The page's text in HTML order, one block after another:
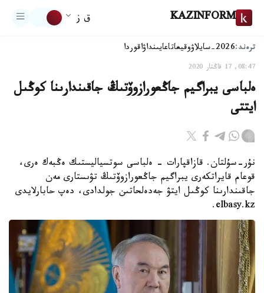
KAZINFORM ق ز
ترەند:2026-سايلاۋ وقيعاتاعايىنداۋاقوردا
08:47, 17 قاڭتار 2020
ەلباسى يبراگيم جاڭعورازوۆتىڭ جاقىندارىنا كوڭىل
ايتتى
نۇر-سۇلتان. قازاقپارات - ەلباسى سوتسياليستىك ەڭبەك ەرى،
قوعام قايراتكەرى يبراگيم جاڭعورازوۆتىڭ تۋىستارى مەن
جاقىندارىنا كوڭىل ايتۋ جەدەلحاتىن جولدادى، دەپ حابارلايدى
elbasy.kz.